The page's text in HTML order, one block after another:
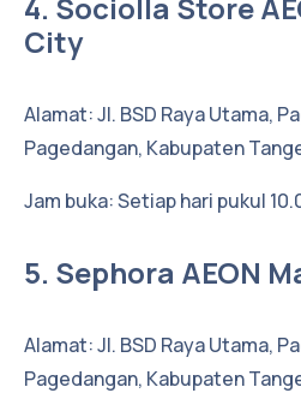
4. Sociolla Store
City
Alamat: Jl. BSD Raya Utama,
Pagedangan, Kabupaten
Jam buka: Setiap hari pukul
5. Sephora AEON
Alamat: Jl. BSD Raya Utama,
Pagedangan, Kabupaten